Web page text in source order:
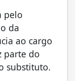
pelo
da
ao cargo
parte do
substituto.